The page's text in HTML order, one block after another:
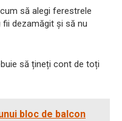
să alegi ferestrele
dezamăgit și să nu
să țineți cont de toți
bloc de balcon